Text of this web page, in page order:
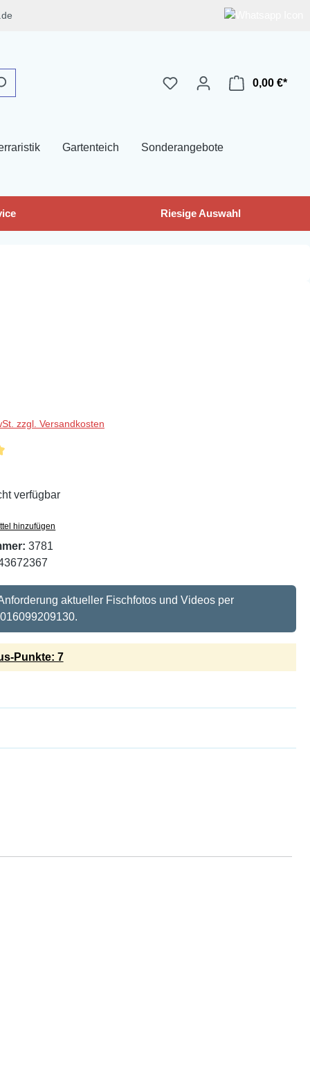
0,00 €*
Gartenteich Sonderangebote
Riesige Auswahl
zzgl. Versandkosten
Bewertung von 5 von 5 Sternen
verfügbar
hinzufügen
3781
aktueller Fischfotos und Videos per
Punkte: 7